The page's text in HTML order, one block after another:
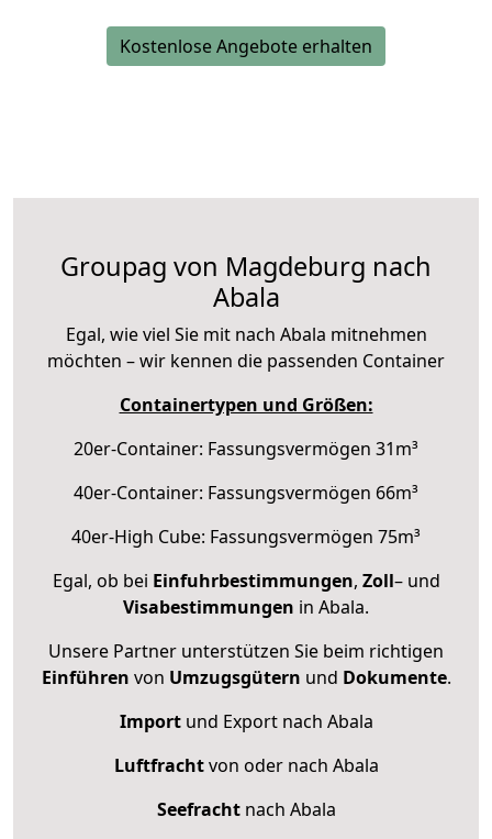
Kostenlose Angebote erhalten
Groupag von Magdeburg nach
Abala
Egal, wie viel Sie mit nach Abala mitnehmen
möchten – wir kennen die passenden Container
Containertypen und Größen:
20er-Container: Fassungsvermögen 31m³
40er-Container: Fassungsvermögen 66m³
40er-High Cube: Fassungsvermögen 75m³
Egal, ob bei Einfuhrbestimmungen, Zoll– und
Visabestimmungen in Abala.
Unsere Partner unterstützen Sie beim richtigen
Einführen von Umzugsgütern und Dokumente.
Importund Export nach Abala
Luftfrachtvon oder nach Abala
Seefrachtnach Abala